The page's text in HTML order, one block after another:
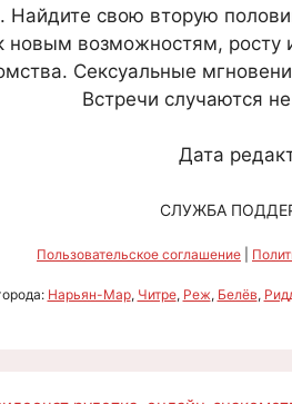
свою вторую
новым возможностям,
Сексуальные
Встречи случаются
Дата
СЛУЖБА
Пользовательское соглашение
Нарьян-Мар, Читре, Реж, Белёв,